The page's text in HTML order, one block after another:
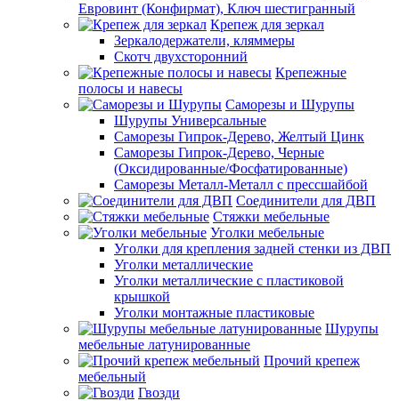
Евровинт (Конфирмат), Ключ шестигранный
Крепеж для зеркал
Зеркалодержатели, кляммеры
Скотч двухсторонний
Крепежные
полосы и навесы
Саморезы и Шурупы
Шурупы Универсальные
Саморезы Гипрок-Дерево, Желтый Цинк
Саморезы Гипрок-Дерево, Черные
(Оксидированные/Фосфатированные)
Саморезы Металл-Металл с прессшайбой
Соединители для ДВП
Стяжки мебельные
Уголки мебельные
Уголки для крепления задней стенки из ДВП
Уголки металлические
Уголки металлические с пластиковой
крышкой
Уголки монтажные пластиковые
Шурупы
мебельные латунированные
Прочий крепеж
мебельный
Гвозди